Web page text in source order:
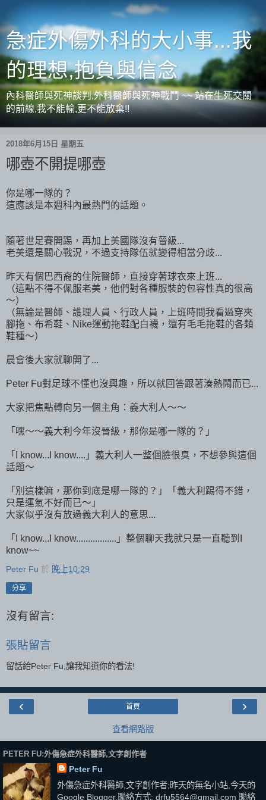
急症外傷外科的大小事...我
的理想,抱負與信念
內科醫師與死神談判,外科醫師與死神戰鬥 ~~ 站在生死交關
的前線,我不能輸,更不能放棄!!
2018年6月15日 星期五
哪壺不開提哪壺
你是哪一隊的？
這應該是本週科內最熱門的話題。
隨著世足賽開踢，再加上美國隊沒有晉級...
老美還是關心戰況，不過支持隊伍就變得相當分歧...
昨天有個巴西裔的住院醫師，直接穿著球衣來上班...
（這點不得不佩服老美，他們對各種服裝的包容性真的很高
～）
（無論是醫師、護理人員、行政人員，上班時間我看過穿夾
腳拖、布希鞋、Nike運動拖鞋配白襪，還有毛毛拖鞋的各類
鞋種～）
晨會後大家就聊開了...
Peter Fu對足球不懂也沒興趣，所以就回答跟著湊熱鬧而已...
大家把焦點轉向另一個主角：義大利人～～
「嘿～～義大利今年沒晉級，那你是哪一隊的？」
「I know...I know....」義大利人一整個臉很臭，不想參與這個
話題～
「別這樣嘛，那你到底是哪一隊的？」「義大利踢得不錯，
只是運氣不好而已～」
大家似乎沒有放過義大利人的意思...
「I know...I know.................」整個聊天我就只是一直聽到I
know~~
Peter Fu 於 晚上10:29
分享
沒有留言:
張貼留言
留話給Peter Fu,讓我知道你的看法!
‹ ›
首頁
查看網路版
PETER FU:外傷急症外科醫師,文字創作者
Peter Fu
外傷急症外科醫師,文字創作者;昨天的無名小站,今天的
Google Blogger,聯絡方式: drfu5564@gmail.com 聯絡